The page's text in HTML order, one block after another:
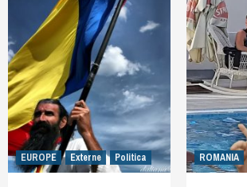
EUROPE Externe Politica ROMANIA